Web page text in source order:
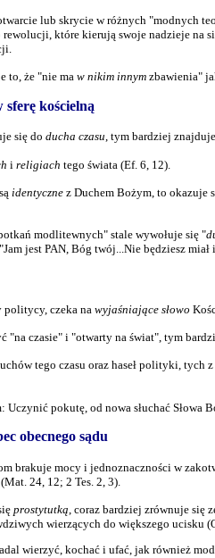
lub skrycie w różnych "modnych
które kierują swoje nadzieje na
to, że "nie ma w nikim innymzbawienia"
kościelną
się do ducha czasu, tym bardziej
i religiach tego świata (Ef. 6, 12).
identycznez Duchem Bożym, to okazuje
modlitewnych" stale wywołuje się "
jest PAN, Bóg twój...Nie będziesz
czeka na wyjaśniające słowo
"na czasie" i "otwarty na świat", tym
tego czasu oraz haseł polityki, tych
pokutę, od nowa słuchać Słowa
obecnego sądu
brakuje mocy i jednoznaczności w
24, 12; 2 Tes. 2, 3).
prostytutką, coraz bardziej zrównuje się
wierzących do większego ucisku
wierzyć, kochać i ufać, jak również